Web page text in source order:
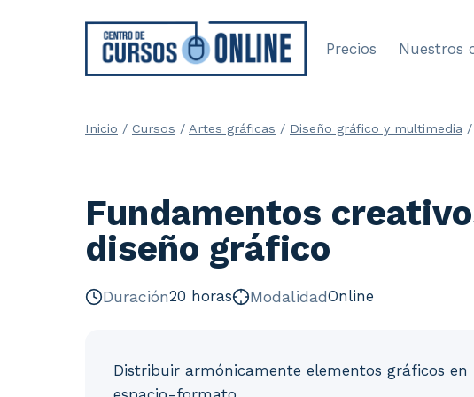
Precios Nuestros
Inicio / Cursos / Artes gráficas / Diseño gráfico y multimedia /
Fundamentos
diseño gráfico
Duración20 horas ModalidadOnline
Distribuir armónicamente elementos gráficos